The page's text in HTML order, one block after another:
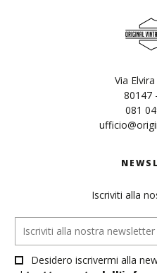
Via
80147
081
Iscriviti alla
Desidero iscrivermi alla